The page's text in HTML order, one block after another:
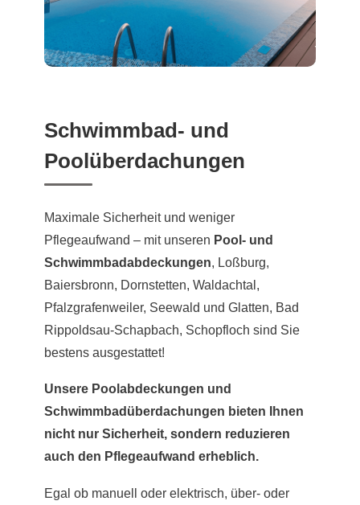
Schwimmbad- und
Poolüberdachungen
Maximale Sicherheit und weniger
Pflegeaufwand – mit unseren Pool- und
Schwimmbadabdeckungen, Loßburg,
Baiersbronn, Dornstetten, Waldachtal,
Pfalzgrafenweiler, Seewald und Glatten, Bad
Rippoldsau-Schapbach, Schopfloch sind Sie
bestens ausgestattet!
Unsere Poolabdeckungen und
Schwimmbadüberdachungen bieten Ihnen
nicht nur Sicherheit, sondern reduzieren
auch den Pflegeaufwand erheblich.
Egal ob manuell oder elektrisch, über- oder